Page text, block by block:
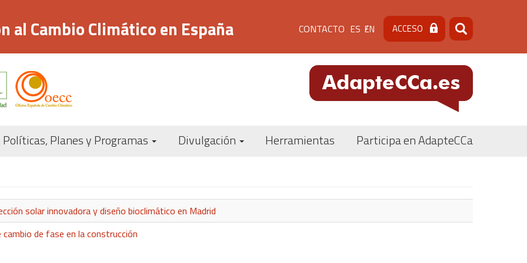
al Cambio Climático en España Menú
de
cabecera
[contacto]
CONTACTO ES EN ACCESO Buscar
Buscar
Navegación
Políticas, Planes y Programas Divulgación Herramientas Participa en AdapteCCa
solar innovadora y diseño bioclimático en Madrid
de fase en la construcción